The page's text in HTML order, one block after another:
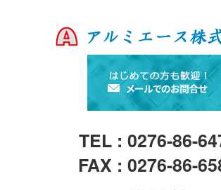
TEL : 0276-86-
FAX : 0276-86-